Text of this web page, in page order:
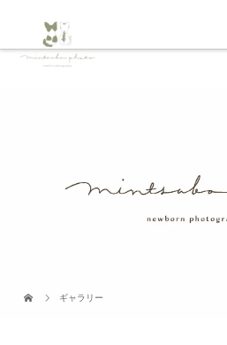
ギャラリー